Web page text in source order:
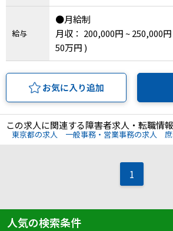
給与
●月給制
月収： 200,000円 ~ 250,000円
50万円 )
お気に入り追加
この求人に関連する障害者求人・転職情報
東京都の求人 一般事務・営業事務の求人
1
人気の検索条件
しいたけ生産で実現する
新しい障害者雇用支援サービス
法人向けページ
メニューを閉じる